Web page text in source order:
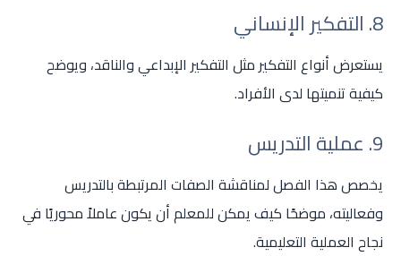
8. التفكير الإنساني
يستعرض أنواع التفكير مثل التفكير الإبداعي والناقد، ويوضح
كيفية تنميتها لدى الأفراد.
9. عملية التدريس
يخصص هذا الفصل لمناقشة الصفات المرتبطة بالتدريس
وفعاليته، موضحًا كيف يمكن للمعلم أن يكون عاملاً محوريًا في
نجاح العملية التعليمية.